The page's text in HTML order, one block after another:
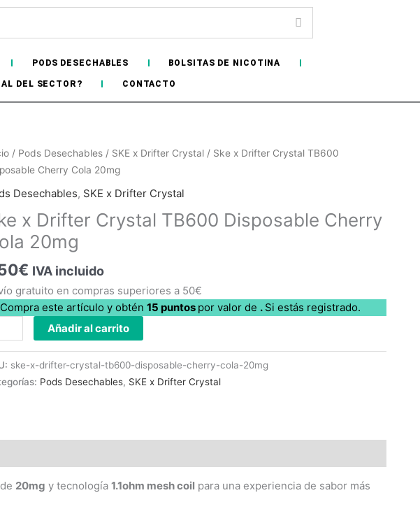
PODS DESECHABLES BOLSITAS DE NICOTINA
DEL SECTOR? CONTACTO
/ Pods Desechables/ SKE x Drifter Crystal/ Ske x Drifter Crystal TB600
Cherry Cola 20mg
Desechables, SKE x Drifter Crystal
x Drifter Crystal TB600 Disposable Cherry
20mg
€ IVA incluido
gratuito en compras superiores a 50€
Compra este artículo y obtén 15 puntos porvalor de . Si estás registrado.
Añadir al carrito
ske-x-drifter-crystal-tb600-disposable-cherry-cola-20mg
Pods Desechables, SKE x Drifter Crystal
20mg y tecnología 1.1ohm mesh coil para una experiencia de sabor más